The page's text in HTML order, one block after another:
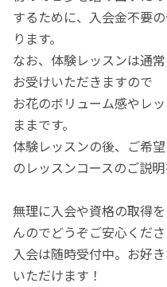
するために、入会金不要
ります。
なお、体験レッスンは通
お受けいただきますので
お花のボリューム感やレ
ままです。
体験レッスンの後、ご希
のレッスンコースのご説
無理に入会や資格の取得
んのでどうぞご安心くださ
入会は随時受付中。お好
いただけます！